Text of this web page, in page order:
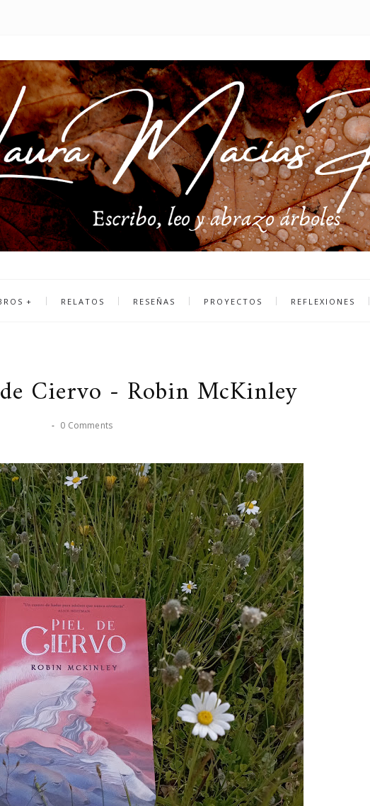
RELATOS RESEÑAS PROYECTOS REFLEXIONES
Ciervo - Robin McKinley
- 0 Comments